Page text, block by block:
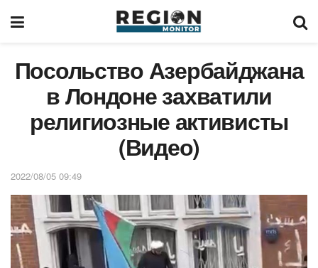
Посольство Азербайджана
в Лондоне захватили
религиозные активисты
(Видео)
2022/08/05 09:49